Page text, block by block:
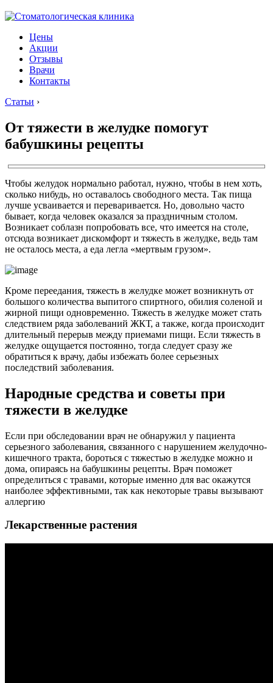
Цены
Акции
Отзывы
Врачи
Контакты
Статьи ›
От тяжести в желудке помогут
бабушкины рецепты
Чтобы желудок нормально работал, нужно, чтобы в нем хоть,
сколько нибудь, но оставалось свободного места. Так пища
лучше усваивается и переваривается. Но, довольно часто
бывает, когда человек оказался за праздничным столом.
Возникает соблазн попробовать все, что имеется на столе,
отсюда возникает дискомфорт и тяжесть в желудке, ведь там
не осталось места, а еда легла «мертвым грузом».
Кроме переедания, тяжесть в желудке может возникнуть от
большого количества выпитого спиртного, обилия соленой и
жирной пищи одновременно. Тяжесть в желудке может стать
следствием ряда заболеваний ЖКТ, а также, когда происходит
длительный перерыв между приемами пищи. Если тяжесть в
желудке ощущается постоянно, тогда следует сразу же
обратиться к врачу, дабы избежать более серьезных
последствий заболевания.
Народные средства и советы при
тяжести в желудке
Если при обследовании врач не обнаружил у пациента
серьезного заболевания, связанного с нарушением желудочно-
кишечного тракта, бороться с тяжестью в желудке можно и
дома, опираясь на бабушкины рецепты. Врач поможет
определиться с травами, которые именно для вас окажутся
наиболее эффективными, так как некоторые травы вызывают
аллергию
Лекарственные растения